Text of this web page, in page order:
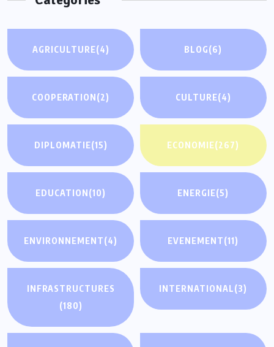
AGRICULTURE(4) BLOG(6)
COOPERATION(2) CULTURE(4)
DIPLOMATIE(15) ECONOMIE(267)
EDUCATION(10) ENERGIE(5)
ENVIRONNEMENT(4) EVENEMENT(11)
INFRASTRUCTURES
(180)
INTERNATIONAL(3)